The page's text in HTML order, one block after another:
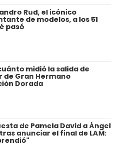
Rud, el icónico
de modelos, a los 51
pasó
midió la salida de
de Gran Hermano
Dorada
de Pamela David a Ángel
anunciar el final de LAM: